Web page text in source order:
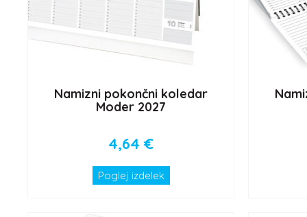
Namizni pokončni koledar
Moder 2027
4,64 €
Poglej izdelek